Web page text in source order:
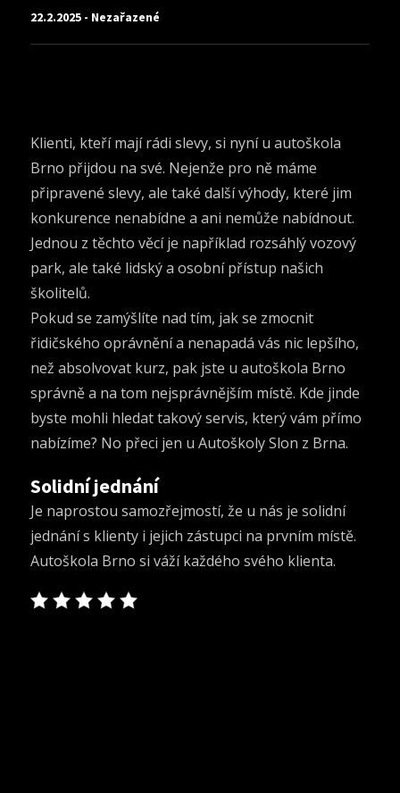
22.2.2025 - Nezařazené
Klienti, kteří mají rádi slevy, si nyní u autoškola
Brno přijdou na své. Nejenže pro ně máme
připravené slevy, ale také další výhody, které jim
konkurence nenabídne a ani nemůže nabídnout.
Jednou z těchto věcí je například rozsáhlý vozový
park, ale také lidský a osobní přístup našich
školitelů.
Pokud se zamýšlíte nad tím, jak se zmocnit
řidičského oprávnění a nenapadá vás nic lepšího,
než absolvovat kurz, pak jste uautoškola Brno
správně a na tom nejsprávnějším místě. Kde jinde
byste mohli hledat takový servis, který vám přímo
nabízíme? No přeci jen u Autoškoly Slon z Brna.
Solidní jednání
Je naprostou samozřejmostí, že u nás je solidní
jednání s klienty i jejich zástupci na prvním místě.
Autoškola Brno si váží každého svého klienta.